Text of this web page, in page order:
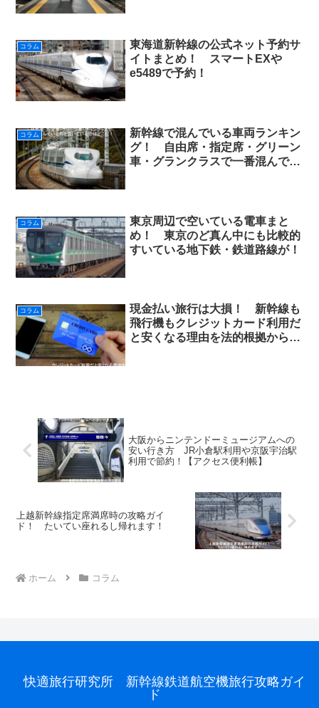
コラム
東海道新幹線の公式ネット予約サ
イトまとめ！ スマートEXや
e5489で予約！
コラム
新幹線で混んでいる車両ランキン
グ！ 自由席・指定席・グリーン
車・グランクラスで一番混んでい
コラム
東京周辺で空いている電車まと
め！ 東京のど真ん中にも比較的
すいている地下鉄・鉄道路線が！
コラム
現金払い旅行は大損！ 新幹線も
飛行機もクレジットカード利用だ
と安くなる理由を法的根拠から解
大阪からニンテンドーミュージアムへの
安い行き方 JR小倉駅利用や京阪宇治駅
利用で節約！【アクセス便利帳】
上越新幹線指定席満席時の攻略ガイ
ド！ たいてい座れるし帰れます！
ホーム コラム
快適旅行研究所 新幹線鉄道航空機旅行攻略ガイ
ド